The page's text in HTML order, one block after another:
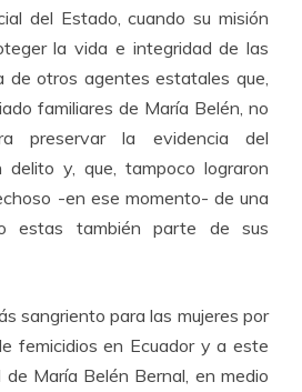
del Estado, cuando su misión
la vida e integridad de las
de otros agentes estatales que,
familiares de María Belén, no
preservar la evidencia del
delito y, que, tampoco lograron
-en ese momento- de una
estas también parte de sus
sangriento para las mujeres por
femicidios en Ecuador y a este
de María Belén Bernal, en medio